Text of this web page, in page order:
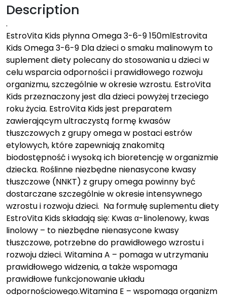
Description
.
EstroVita Kids płynna Omega 3-6-9 150mlEstrovita
Kids Omega 3-6-9 Dla dzieci o smaku malinowym to
suplement diety polecany do stosowania u dzieci w
celu wsparcia odporności i prawidłowego rozwoju
organizmu, szczególnie w okresie wzrostu. EstroVita
Kids przeznaczony jest dla dzieci powyżej trzeciego
roku życia. EstroVita Kids jest preparatem
zawierającym ultraczystą formę kwasów
tłuszczowych z grupy omega w postaci estrów
etylowych, które zapewniają znakomitą
biodostępność i wysoką ich bioretencję w organizmie
dziecka. Roślinne niezbędne nienasycone kwasy
tłuszczowe (NNKT) z grupy omega powinny być
dostarczane szczególnie w okresie intensywnego
wzrostu i rozwoju dzieci. Na formułę suplementu diety
EstroVita Kids składają się: Kwas α-linolenowy, kwas
linolowy – to niezbędne nienasycone kwasy
tłuszczowe, potrzebne do prawidłowego wzrostu i
rozwoju dzieci. Witamina A – pomaga w utrzymaniu
prawidłowego widzenia, a także wspomaga
prawidłowe funkcjonowanie układu
odpornościowego.Witamina E – wspomaga organizm